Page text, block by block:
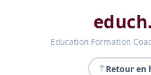
Education Formation
Retour en